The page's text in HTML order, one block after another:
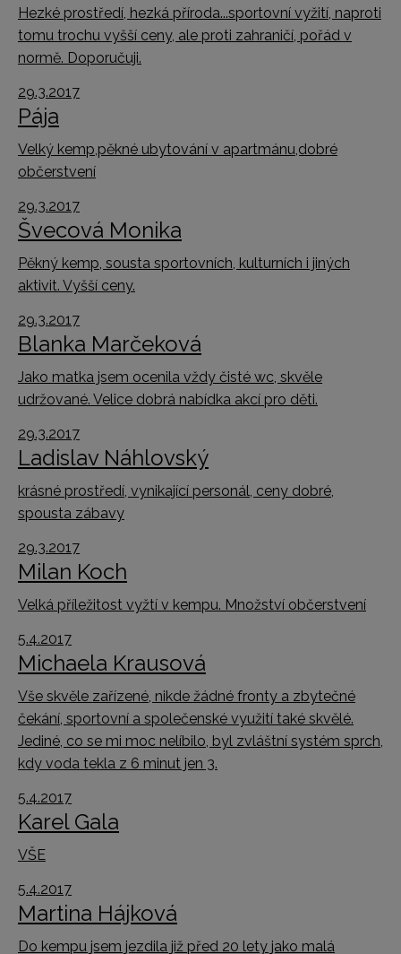
Hezké prostředí, hezká příroda...sportovní vyžití, naproti
tomu trochu vyšší ceny, ale proti zahraničí, pořád v
normě. Doporučuji.
29.3.2017
Pája
Velký kemp,pěkné ubytování v apartmánu,dobré
občerstvení
29.3.2017
Švecová Monika
Pěkný kemp, sousta sportovních, kulturních i jiných
aktivit. Vyšší ceny.
29.3.2017
Blanka Marčeková
Jako matka jsem ocenila vždy čisté wc, skvěle
udržované. Velice dobrá nabídka akcí pro děti.
29.3.2017
Ladislav Náhlovský
krásné prostředí, vynikající personál, ceny dobré,
spousta zábavy
29.3.2017
Milan Koch
Velká příležitost vyžtí v kempu. Množství občerstvení
5.4.2017
Michaela Krausová
Vše skvěle zařízené, nikde žádné fronty a zbytečné
čekání, sportovní a společenské využití také skvělé.
Jediné, co se mi moc nelíbilo, byl zvláštní systém sprch,
kdy voda tekla z 6 minut jen 3.
5.4.2017
Karel Gala
VŠE
5.4.2017
Martina Hájková
Do kempu jsem jezdila již před 20 lety jako malá